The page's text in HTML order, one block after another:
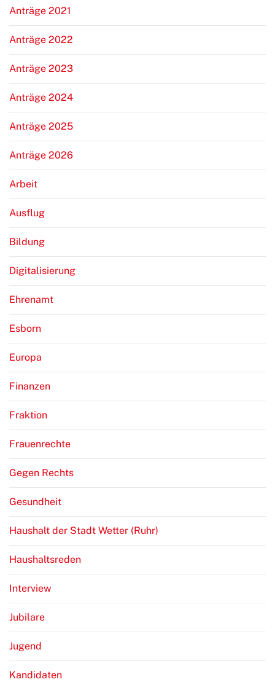
Anträge 2021
Anträge 2022
Anträge 2023
Anträge 2024
Anträge 2025
Anträge 2026
Arbeit
Ausflug
Bildung
Digitalisierung
Ehrenamt
Esborn
Europa
Finanzen
Fraktion
Frauenrechte
Gegen Rechts
Gesundheit
Haushalt der Stadt Wetter (Ruhr)
Haushaltsreden
Interview
Jubilare
Jugend
Kandidaten